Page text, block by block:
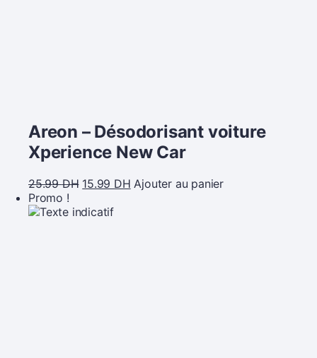
Areon – Désodorisant voiture
Xperience New Car
25.99DH 15.99 DH Ajouter au panier
Promo !